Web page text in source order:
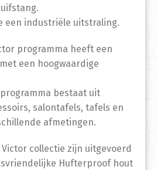
een industriële uitstraling.
programma heeft een
een hoogwaardige
bestaat uit
salontafels, tafels en
afmetingen.
collectie zijn uitgevoerd
Hufterproof hout